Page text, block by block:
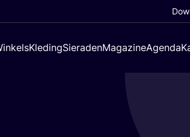
KledingSieradenMagazineAgenda